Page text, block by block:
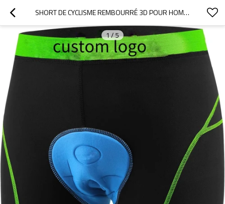
SHORT DE CYCLISME REMBOURRÉ 3D POUR HOMME | SOUS-VÊTEMENT DE CYCLISME VTT | COLLANT DE COMPRESSION SPORT
1/5